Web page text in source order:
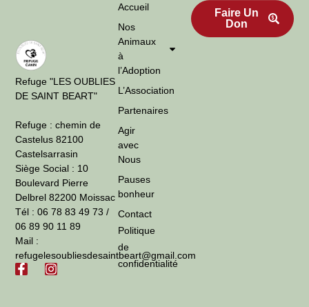
Refuge "LES OUBLIES
DE SAINT BEART"
Refuge : chemin de
Castelus 82100
Castelsarrasin
Siège Social : 10
Boulevard Pierre
Delbrel 82200 Moissac
Tél : 06 78 83 49 73 /
06 89 90 11 89
Mail :
refugelesoubliesdesaintbeart@gmail.com
Accueil
Nos
Animaux
à
l’Adoption
L’Association
Partenaires
Agir
avec
Nous
Pauses
bonheur
Contact
Politique
de
confidentialité
Faire Un
Don